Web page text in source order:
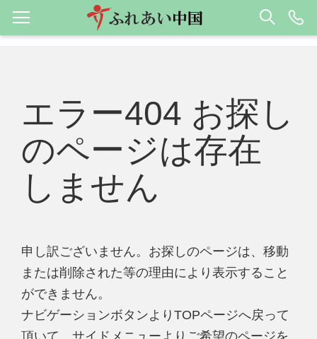
エラー404 お探し
のページは存在
しません
申し訳ございません。お探しのページは、移動
または削除された等の理由により表示すること
ができません。
ナビゲーションボタンよりTOPページへ戻って
頂いて、サイドメニューよりご希望のページを